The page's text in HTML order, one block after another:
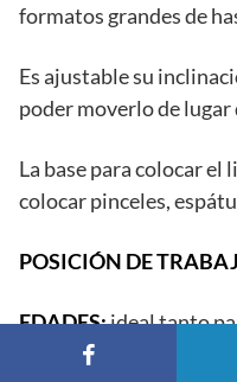
formatos grandes de
Es ajustable su
poder moverlo de lugar
La base para colocar
colocar pinceles,
POSICIÓN DE
EDADES:ideal tanto
profesionales.